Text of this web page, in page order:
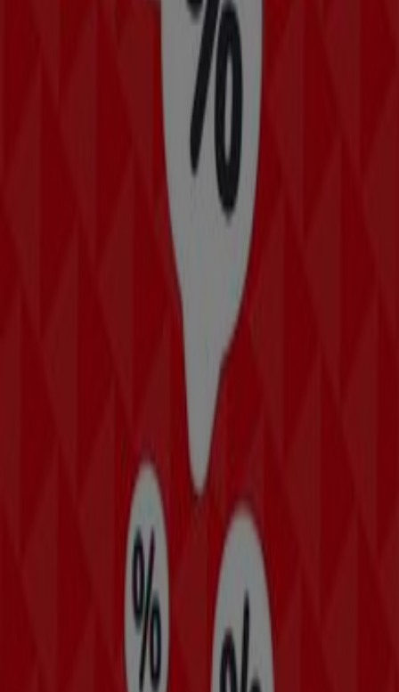
Décoration à Avignon
Bienvenue sur Tiendeo ! Ici, vous pouvez trouver non
seulement les meilleures
offres catalogues
, mais aussi découvrir les magasins les plus
. Tout au long du mois de
, vous pourrez explorer les dernières nouveautés de
, l’une des marques les plus reconnues, et trouver
les magasins et leurs détails près de chez vous à
Sur Tiendeo, vous avez accès à despromotions
réductions, ainsi qu’à des informations sur les magasins
physiques de votre ville. Parcourez les catalogues de
, trouvez des magasins àAvignon
grandes remises pour économiser sur vos achats ce
. De plus, nous vous fournissons des informations
précises sur les emplacements des magasins, les
horaires d’ouverture et tous les détails nécessaires pour
une expérience d’achat complète à
Ne manquez pas les offres de
et restez informé des meilleurs prix tout au
août 2026
. Sur Tiendeo, vous trouverez
toujours les meilleures options d’achat à
Commencez dès maintenant à explorer les magasins et
les promotions que nous avons préparés pour vous !